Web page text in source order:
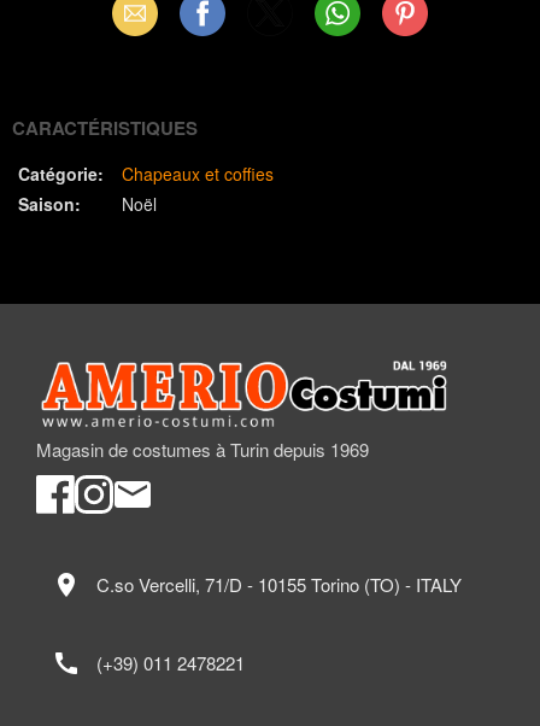
Email Facebook WhatsAppPinterest
CARACTÉRISTIQUES
Catégorie:
Chapeaux et coffies
Saison:
Noël
Magasin de costumes à Turin depuis 1969
location_on C.so Vercelli, 71/D - 10155 Torino (TO) - ITALY
call (+39) 011 2478221